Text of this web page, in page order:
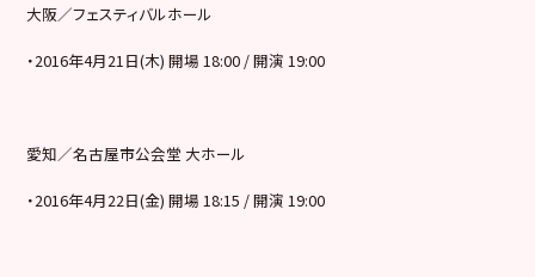
大阪／フェスティバルホール
・2016年4月21 日(木)開場 18:00 /開演 19:00
愛知／名古屋市公会堂 大ホール
・2016年4月22日(金)開場 18:15 /開演 19:00